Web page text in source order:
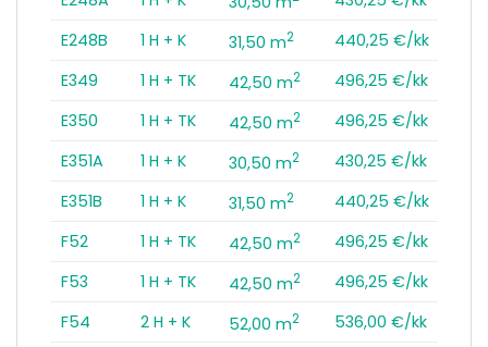
E248B
1 H + K 31,50 m2
440,25 €/kk
E349
1 H + TK 42,50 m2
496,25 €/kk
E350
1 H + TK 42,50 m2
496,25 €/kk
E351A
1 H + K 30,50 m2
430,25 €/kk
E351B
1 H + K 31,50 m2
440,25 €/kk
F52
1 H + TK 42,50 m2
496,25 €/kk
F53
1 H + TK 42,50 m2
496,25 €/kk
F54
2 H + K 52,00 m2
536,00 €/kk